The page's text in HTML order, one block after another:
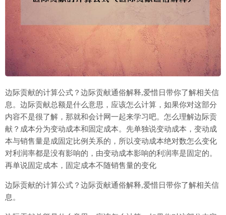
边际贡献的计算公式？边际贡献通俗解释,爱惜日带你了解相关信
息。边际贡献总额是什么意思，应该怎么计算，如果你对这部分
内容不是很了解，那就和会计网一起来学习吧。怎么理解边际贡
献？成本分为变动成本和固定成本。先单独说变动成本，变动成
本与销售量是成固定比例关系的，所以变动成本绝对数怎么变化
对利润率都是没有影响的，由变动成本影响的利润率是固定的。
再单说固定成本，固定成本不随销售量的变化
边际贡献的计算公式？边际贡献通俗解释,爱惜日带你了解相关信
息。